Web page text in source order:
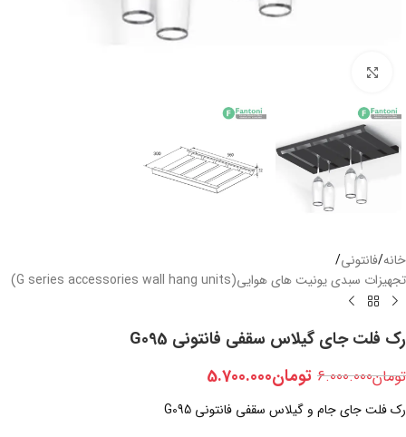
خانه/فانتونی/
تجهیزات سبدی یونیت های هوایی(G series accessories wall hang units)
رک فلت جای گیلاس سقفی فانتونی G095
تومان6.000.000 تومان5.700.000
رک فلت جای جام و گیلاس سقفی فانتونی G095